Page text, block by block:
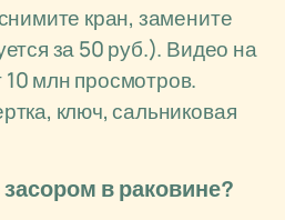
кран, замените
за 50 руб.). Видео на
млн просмотров.
ключ, сальниковая
засором в раковине?